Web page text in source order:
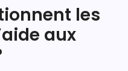
les
aux